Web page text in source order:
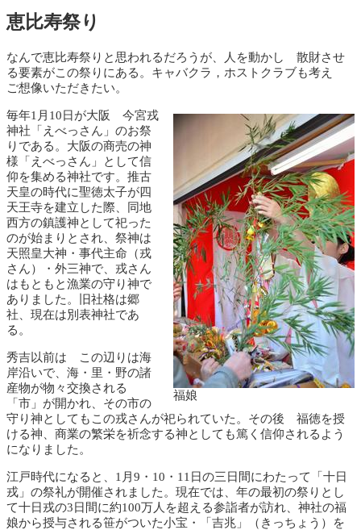
恵比寿祭り
なんで恵比寿祭りと思われるだろうが、人を動かし 散財させ
る要素がこの祭りにある。キャバクラ，ホストクラブも考え
ご想像いただきたい。
福娘
毎年1月10日が大阪 今宮戎
神社「えべっさん」のお祭
りである。大阪の商売の神
様「えべっさん」として信
仰を集める神社です。推古
天皇の時代に聖徳太子が四
天王寺を建立した際、同地
西方の鎮護神として祀った
のが始まりとされ、祭神は
天照皇大神・事代主命（戎
さん）・外三神で、戎さん
はもともと漁業の守り神で
ありました。旧社格は郷
社、現在は別表神社であ
る。
秀吉以前は この辺りは海
岸沿いで、海・里・野の諸
産物が物々交換される
「市」が開かれ、その市の
守り神としてもこの戎さんが祀られていた。その後 福徳を授
ける神、商業の繁栄を祈念する神としても篤く信仰されるよう
になりました。
江戸時代になると、1月9・10・11日の三日間にわたって「十日
戎」の祭礼が開催されました。現在では、年の最初の祭りとし
て十日戎の3日間に約100万人を超える参詣者が訪れ、神社の福
娘から授与される笹がついた小宝・「吉兆」（きっちょう）を